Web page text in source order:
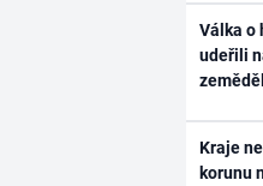
Válka o
udeřili
Kraje
korunu